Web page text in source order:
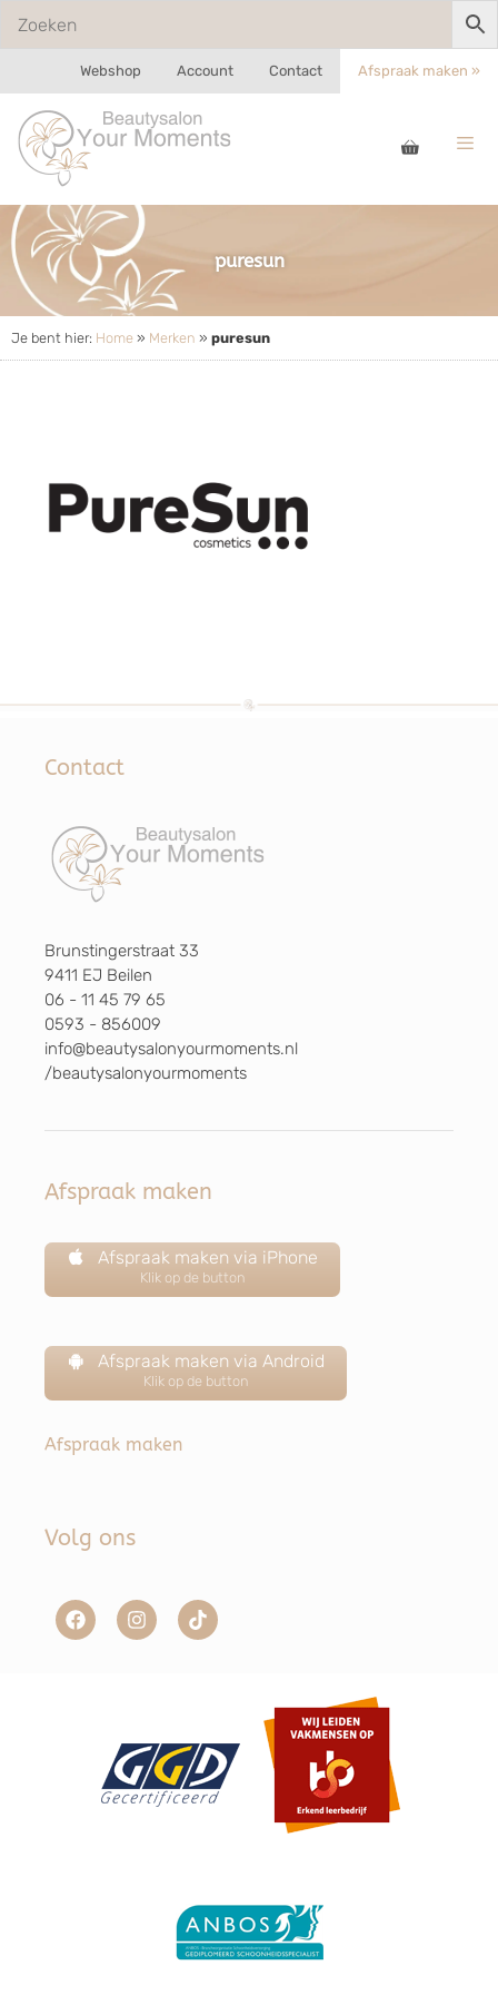
Webshop Account Contact Afspraak maken »
puresun
Je bent hier: Home » Merken » puresun
Contact
Brunstingerstraat 33
9411 EJ Beilen
06 - 11 45 79 65
0593 - 856009
info@beautysalonyourmoments.nl
/beautysalonyourmoments
Afspraak maken
Afspraak maken via iPhone
Klik op de button
Afspraak maken via Android
Klik op de button
Afspraak maken
Volg ons